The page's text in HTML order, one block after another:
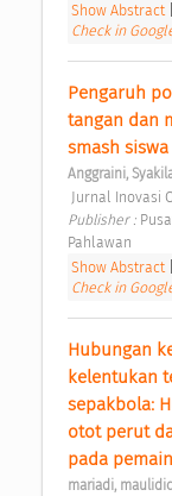
Show Abstract|
Check in
Pengaruh
tangan dan
smash siswa
Anggraini,
Jurnal Inovasi
Publisher :
Pahlawan
Show Abstract|
Check in
Hubungan
kelentukan
sepakbola:
otot perut
pada
mariadi,